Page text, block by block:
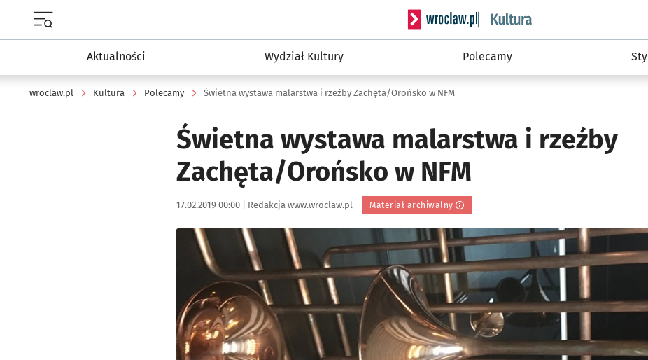
Serwis informacyjny wroclaw.pl podserwis:
Aktualności Wydział Kultury Polecamy
wroclaw.pl Kultura Polecamy Świetna wystawa malarstwa i rzeźby Zachęta/Orońsko w NFM
Świetna wystawa malarstwa i rzeźby
Zachęta/Orońsko w NFM
Data publikacji:
17.02.2019 00:00 | Autor:
Redakcja www.wroclaw.pl Materiał archiwalny
Kliknij, aby powiększyć